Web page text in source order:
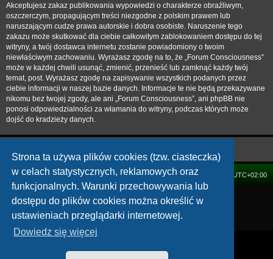
Strona ta używa plików cookies (tzw. ciasteczka)
w celach statystycznych, reklamowych oraz
funkcjonalnych. Warunki przechowywania lub
dostępu do plików cookies można określić w
ustawieniach przeglądarki internetowej.
Dowiedz się więcej
Akceptujesz zakaz publikowania wypowiedzi o charakterze obraźliwym,
oszczerczym, propagującym treści niezgodne z polskim prawem lub
naruszającym cudze prawa autorskie i dobra osobiste. Naruszenie tego
zakazu może skutkować dla ciebie całkowitym zablokowaniem dostępu do tej
witryny, a twój dostawca internetu zostanie powiadomiony o twoim
niewłaściwym zachowaniu. Wyrażasz zgodę na to, że „Forum Consciousness”
może w każdej chwili usunąć, zmienić, przenieść lub zamknąć każdy twój
temat, post. Wyrażasz zgodę na zapisywanie wszystkich podanych przez
ciebie informacji w naszej bazie danych. Informacje te nie będą przekazywane
nikomu bez twojej zgody, ale ani „Forum Consciousness”, ani phpBB nie
ponosi odpowiedzialności za włamania do witryny, podczas których może
dojść do kradzieży danych.
FORUM Strefa czasowa UTC+02:00
Technologię dostarczaphpBB
® Forum Software © phpBB Limited
Zasady ochrony danych osobowych|Regulamin